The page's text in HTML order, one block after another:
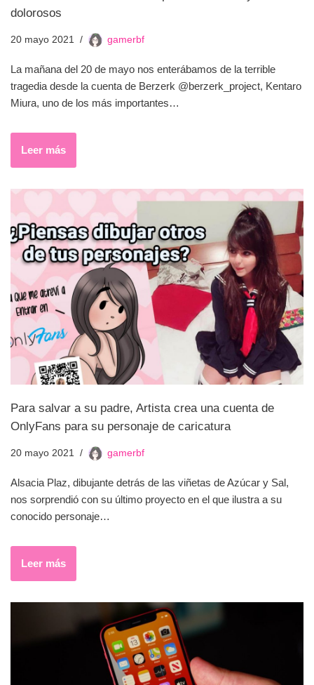
dolorosos
20 mayo 2021 gamerbf
La mañana del 20 de mayo nos enterábamos de la terrible
tragedia desde la cuenta de Berzerk @berzerk_project, Kentaro
Miura, uno de los más importantes…
Leer más
Para salvar a su padre, Artista crea una cuenta de
OnlyFans para su personaje de caricatura
20 mayo 2021 gamerbf
Alsacia Plaz, dibujante detrás de las viñetas de Azúcar y Sal,
nos sorprendió con su último proyecto en el que ilustra a su
conocido personaje…
Leer más